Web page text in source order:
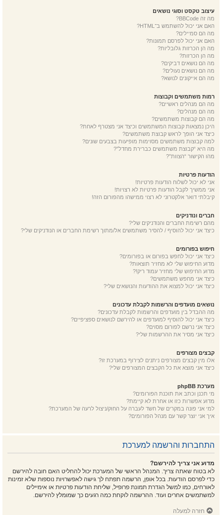
עיצוב טקסט וסוגי נושאים
מה זה BBCode?
האם אני יכול להשתמש ב־HTML?
מה הם סמיילים?
האם אני יכול לפרסם תמונות?
מה הן הכרזות גלובליות?
מה הן הכרזות?
מה הם נושאים דביקים?
מה הם נושאים נעולים?
מה הם אייקונים לנושא?
רמות משתמשים וקבוצות
מה הם מנהלים ראשיים?
מה הם מנהלים?
מה הם קבוצות משתמשים?
היכן נמצאות קבוצות המשתמשים וכיצד אני מצטרף לאחת?
כיצד אני הופך לראש קבוצת משתמשים?
למה קבוצות משתמשים מסוימות מופיעות בצבעים שונים?
מה היא “קבוצת משתמשים כברירת מחדל”?
מהו הקישור “הצוות”?
הודעות פרטיות
אני לא יכול לשלוח הודעות פרטיות!
אני ממשיך לקבל הודעות פרטיות לא רצויות!
קיבלתי דואר אלקטרוני לא רצוי ממישהו מהפורום הזה!
חברים ונודניקים
מהם רשימת החברים והנודניקים שלי?
כיצד אני יכול להוסיף / להסיר משתמשים אל/מתוך רשימת החברים או הנודניקים שלי?
חיפוש בפורומים
כיצד אני יכול לחפש בפורום או בפורומים?
מדוע החיפוש שלי לא מחזיר תוצאות?
מדוע החיפוש שלי מחזיר עמוד ריק!?
כיצד אני מחפש משתמשים?
כיצד אני יכול למצוא את ההודעות והנושאים שלי?
נושאים מועדפים והרשמות לקבלת עדכונים
מה ההבדל בין מועדפים והרשמות לקבלת עדכונים?
כיצד אני יכול להוסיף למועדפים או להירשם לנושאים ספציפיים?
כיצד אני נרשם לפורום מסוים?
כיצד אני מסיר את ההרשמות שלי?
קבצים מצורפים
אלו מין קבצים מצורפים ניתנים לצירוף במערכת זו?
כיצד אני מוצא את כל הקבצים המצורפים שלי?
מערכת phpBB
מי תכנן וכתב את תוכנת הפורומים?
מדוע אפשרות כזו או אחרת לא קיימת?
למי אני פונה במקרים של חשד לעברה על החוק/ניצול לרעה של המערכת?
איך אני יוצר קשר עם מנהל הפורומים?
התחברות והרשמה למערכת
מדוע אני צריך להירשם?
לא בטוח שאתה צריך. המנהל הראשי של המערכת יכול להחליט האם חובה להירשם
כדי לפרסם הודעות. בכל אופן, הרשמה תפתח לך גישה לאפשרויות נוספות שלא זמינות
לאורחים, כמו למשל הגדרת תמונת פרופיל, שליחת הודעות פרטיות או אימיילים
למשתמשים אחרים ועוד. ההרשמה לוקחת כמה רגעים כך שמומלץ להירשם.
חזרה למעלה